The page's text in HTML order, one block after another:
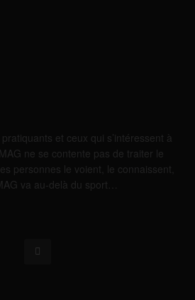
et ceux qui s’intéressent à
ne se contente pas de traiter le
personnes le voient, le connaissent,
va au-delà du sport…